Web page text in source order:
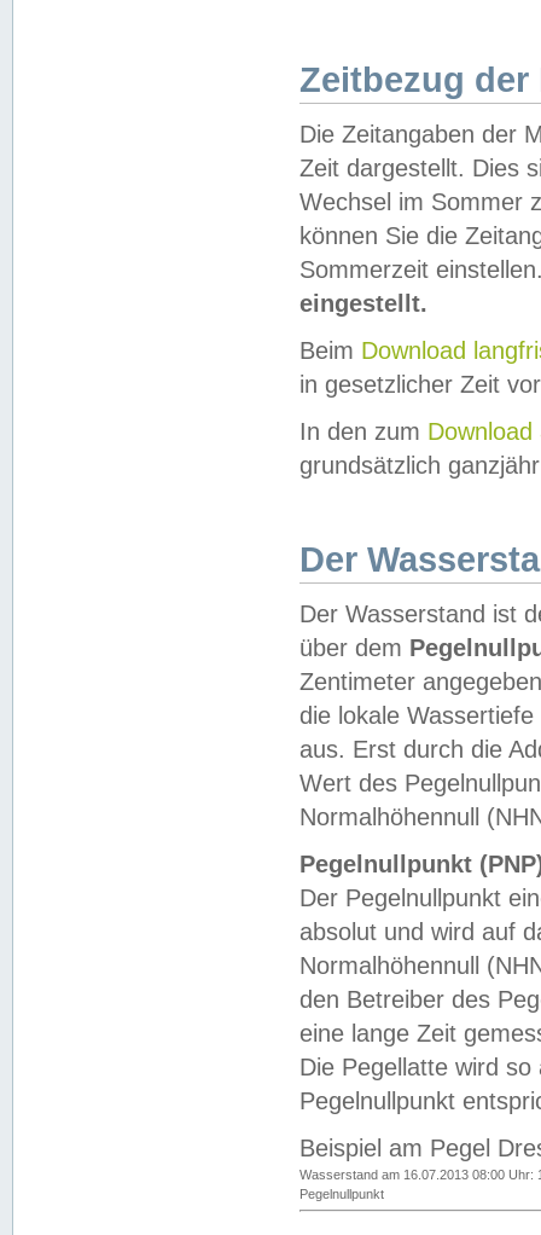
Zeitbezug der
Die Zeitangaben der
Zeit dargestellt. Dies
Wechsel im Sommer
können Sie die
Sommerzeit
eingestellt.
Beim Download
in gesetzlicher Zeit
In den zum Download
grundsätzlich
Der
Der Wasserstand ist
über dem
Zentimeter
die lokale
aus. Erst durch die
Wert des
Normalhöhennull
Pegelnullpunkt
Der Pegelnullpunkt
absolut und wird auf
Normalhöhennull
den Betreiber des
eine lange Zeit
Die Pegellatte wird
Pegelnullpunkt
Beispiel am Pegel
Wasserstand am 16.07.2013 08:00 Uhr:
Pegelnullpunkt